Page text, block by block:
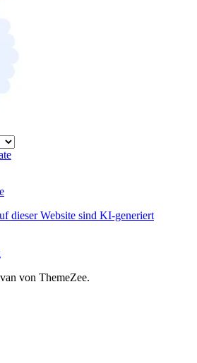
dieser Website sind KI-generiert
von ThemeZee.